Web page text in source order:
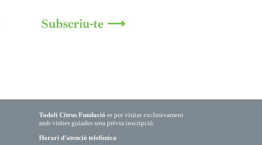
Subscriu-te ⟶
Todolí Citrus Fundació es pot visitar exclusivament
amb visites guiades sota prèvia inscripció.
Horari d’atenció telefònica